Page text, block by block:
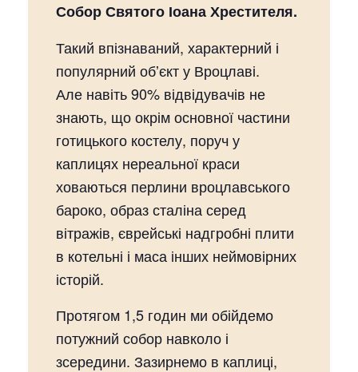
Собор Святого Іоана Хрестителя.
Такий впізнаваний, характерний і
популярний обʼєкт у Вроцлаві.
Але навіть 90% відвідувачів не
знають, що окрім основної частини
готицького костелу, поруч у
каплицях нереальної краси
ховаються перлини вроцлавського
бароко, образ сталіна серед
вітражів, єврейські надгробні плити
в котельні і маса інших неймовірних
історій.
Протягом 1,5 годин ми обійдемо
потужний собор навколо і
зсередини. Зазирнемо в каплиці,